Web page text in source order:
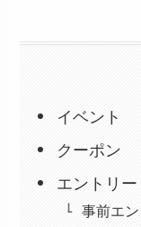
イベント
クーポン
エントリー
事前エ